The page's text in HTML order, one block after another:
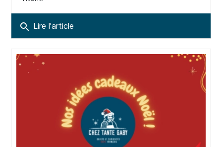
search Lire l'article